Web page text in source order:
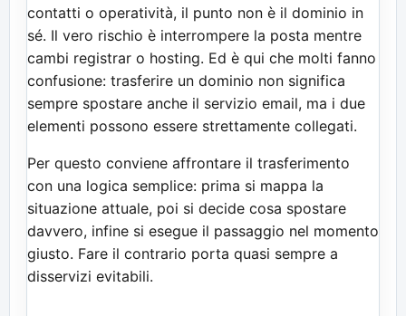
contatti o operatività, il punto non è il dominio in
sé. Il vero rischio è interrompere la posta mentre
cambi registrar o hosting. Ed è qui che molti fanno
confusione: trasferire un dominio non significa
sempre spostare anche il servizio email, ma i due
elementi possono essere strettamente collegati.
Per questo conviene affrontare il trasferimento
con una logica semplice: prima si mappa la
situazione attuale, poi si decide cosa spostare
davvero, infine si esegue il passaggio nel momento
giusto. Fare il contrario porta quasi sempre a
disservizi evitabili.